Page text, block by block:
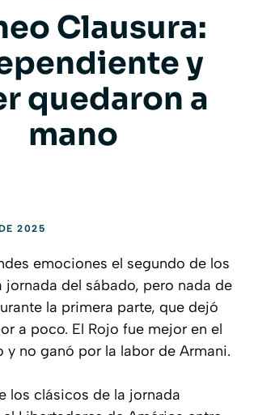
Clausura:
y
quedaron a
mano
2025
emociones el segundo de los
jornada del sábado, pero nada de
la primera parte, que dejó
a poco. El Rojo fue mejor en el
y no ganó por la labor de Armani.
los clásicos de la jornada